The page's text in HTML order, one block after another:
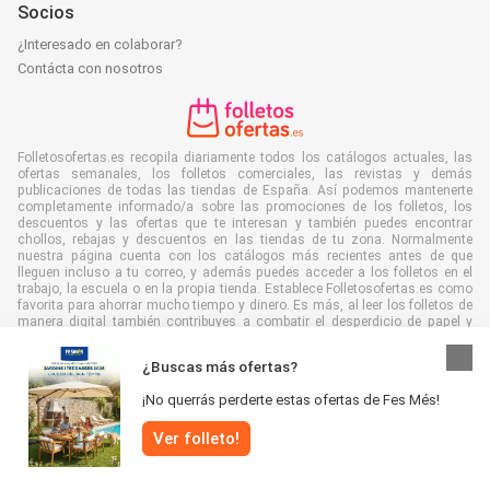
¿Buscas más ofertas?
¡No querrás perderte estas ofertas de Fes Més!
Ver folleto!
Socios
¿Interesado en colaborar?
Contácta con nosotros
Folletosofertas.es recopila diariamente todos los catálogos actuales, las
ofertas semanales, los folletos comerciales, las revistas y demás
publicaciones de todas las tiendas de España. Así podemos mantenerte
completamente informado/a sobre las promociones de los folletos, los
descuentos y las ofertas que te interesan y también puedes encontrar
chollos, rebajas y descuentos en las tiendas de tu zona. Normalmente
nuestra página cuenta con los catálogos más recientes antes de que
lleguen incluso a tu correo, y además puedes acceder a los folletos en el
trabajo, la escuela o en la propia tienda. Establece Folletosofertas.es como
favorita para ahorrar mucho tiempo y dinero. Es más, al leer los folletos de
manera digital también contribuyes a combatir el desperdicio de papel y
Todos los derechos reservados © Folletosofertas.es 2026 |
Términos y condiciones